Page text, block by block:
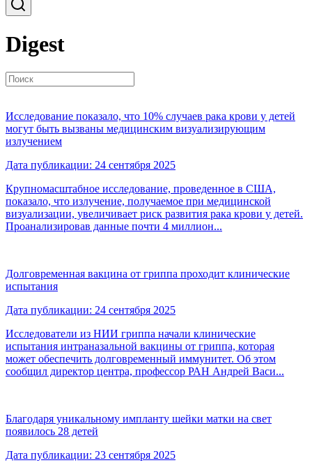
Digest
Исследование показало, что 10% случаев рака крови у детей
могут быть вызваны медицинским визуализирующим
излучением
Дата публикации: 24 сентября 2025
Крупномасштабное исследование, проведенное в США,
показало, что излучение, получаемое при медицинской
визуализации, увеличивает риск развития рака крови у детей.
Проанализировав данные почти 4 миллион...
Долговременная вакцина от гриппа проходит клинические
испытания
Дата публикации: 24 сентября 2025
Исследователи из НИИ гриппа начали клинические
испытания интраназальной вакцины от гриппа, которая
может обеспечить долговременный иммунитет. Об этом
сообщил директор центра, профессор РАН Андрей Васи...
Благодаря уникальному импланту шейки матки на свет
появилось 28 детей
Дата публикации: 23 сентября 2025